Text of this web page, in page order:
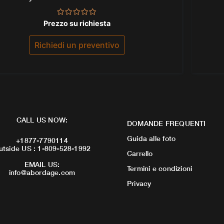
Valutato
0
su
5
Prezzo su richiesta
Richiedi un preventivo
CALL US NOW:
+1877-7790114
US : 1-809-528-1992
EMAIL US:
info@abordage.com
DOMANDE FREQUENTI
Guida alle foto
Carrello
Termini e condizioni
Privacy